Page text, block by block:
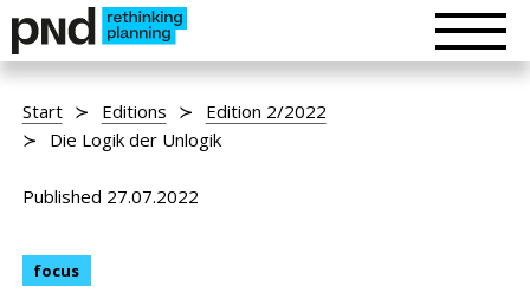
Start Editions
Edition 2/2022
Die Logik der Unlogik
Published 27.07.2022
focus